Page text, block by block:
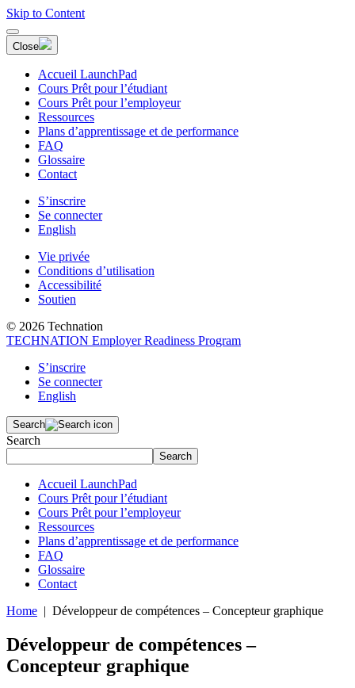
Skip to Content
Close
Accueil LaunchPad
Cours Prêt pour l’étudiant
Cours Prêt pour l’employeur
Ressources
Plans d’apprentissage et de performance
FAQ
Glossaire
Contact
S’inscrire
Se connecter
English
Vie privée
Conditions d’utilisation
Accessibilité
Soutien
© 2026 Technation
TECHNATION Employer Readiness Program
S’inscrire
Se connecter
English
Search
Search
Search
Accueil LaunchPad
Cours Prêt pour l’étudiant
Cours Prêt pour l’employeur
Ressources
Plans d’apprentissage et de performance
FAQ
Glossaire
Contact
Home | Développeur de compétences – Concepteur graphique
Développeur de compétences –
Concepteur graphique